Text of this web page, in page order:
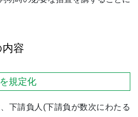
内容
規定化
請負人(下請負が数次にわたる